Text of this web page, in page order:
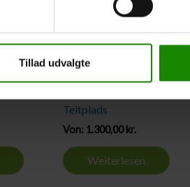
Tillad udvalgte
5 Tage Reise
Teltplads
Von: 1.300,00 kr.
Weiterlesen